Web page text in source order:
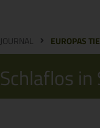
JOURNAL EUROPAS
Schlaflos in